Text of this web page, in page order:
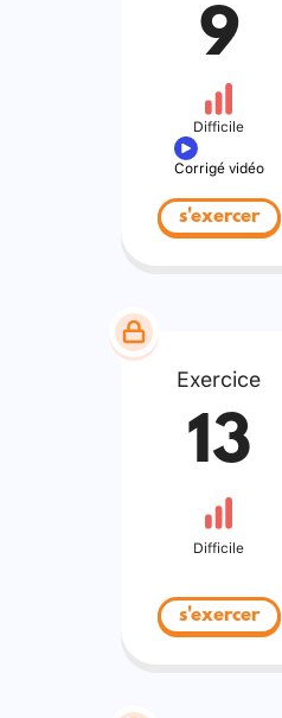
9
Difficile
Corrigé vidéo
s'exercer
Exercice
13
Difficile
s'exercer